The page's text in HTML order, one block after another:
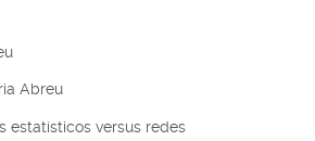
Abreu
estatísticos versus redes